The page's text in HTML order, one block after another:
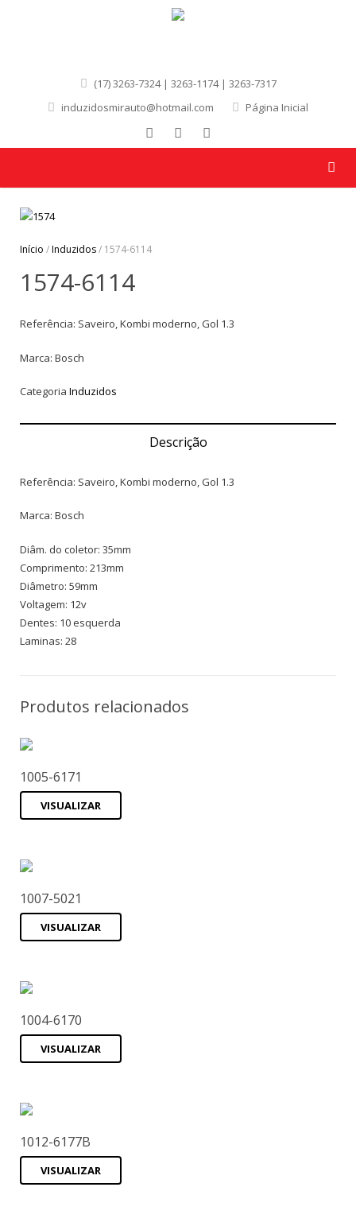
(17) 3263-7324 | 3263-1174 | 3263-7317
induzidosmirauto@hotmail.com
Página Inicial
Início /Induzidos/ 1574-6114
1574-6114
Referência: Saveiro, Kombi moderno, Gol 1.3
Marca: Bosch
Categoria Induzidos
Descrição
Referência: Saveiro, Kombi moderno, Gol 1.3
Marca: Bosch
Diâm. do coletor: 35mm
Comprimento: 213mm
Diâmetro: 59mm
Voltagem: 12v
Dentes: 10 esquerda
Laminas: 28
Produtos relacionados
1005-6171
VISUALIZAR
1007-5021
VISUALIZAR
1004-6170
VISUALIZAR
1012-6177B
VISUALIZAR